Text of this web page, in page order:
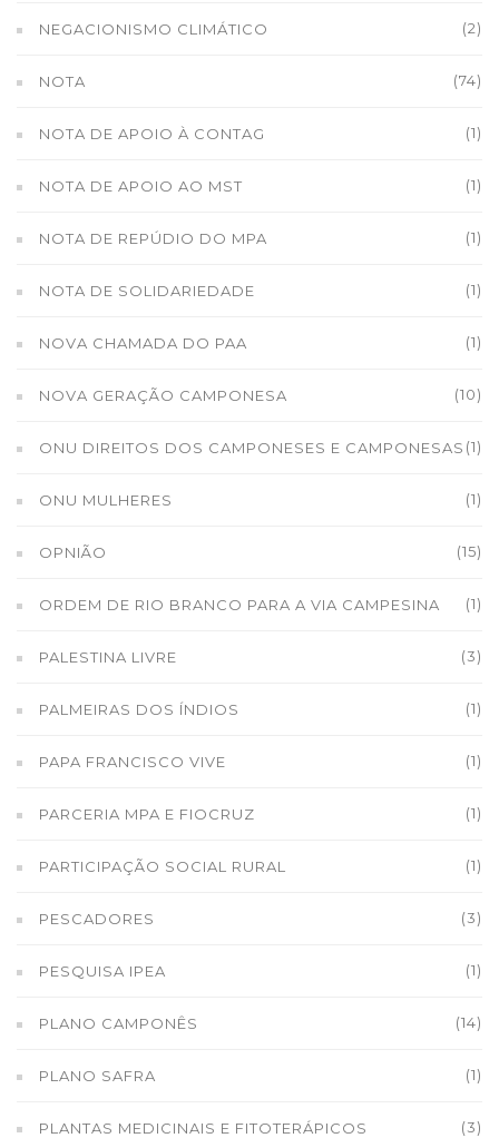
NEGACIONISMO CLIMÁTICO (2)
NOTA (74)
NOTA DE APOIO À CONTAG (1)
NOTA DE APOIO AO MST (1)
NOTA DE REPÚDIO DO MPA (1)
NOTA DE SOLIDARIEDADE (1)
NOVA CHAMADA DO PAA (1)
NOVA GERAÇÃO CAMPONESA (10)
ONU DIREITOS DOS CAMPONESES E CAMPONESAS (1)
ONU MULHERES (1)
OPNIÃO (15)
ORDEM DE RIO BRANCO PARA A VIA CAMPESINA (1)
PALESTINA LIVRE (3)
PALMEIRAS DOS ÍNDIOS (1)
PAPA FRANCISCO VIVE (1)
PARCERIA MPA E FIOCRUZ (1)
PARTICIPAÇÃO SOCIAL RURAL (1)
PESCADORES (3)
PESQUISA IPEA (1)
PLANO CAMPONÊS (14)
PLANO SAFRA (1)
PLANTAS MEDICINAIS E FITOTERÁPICOS (3)